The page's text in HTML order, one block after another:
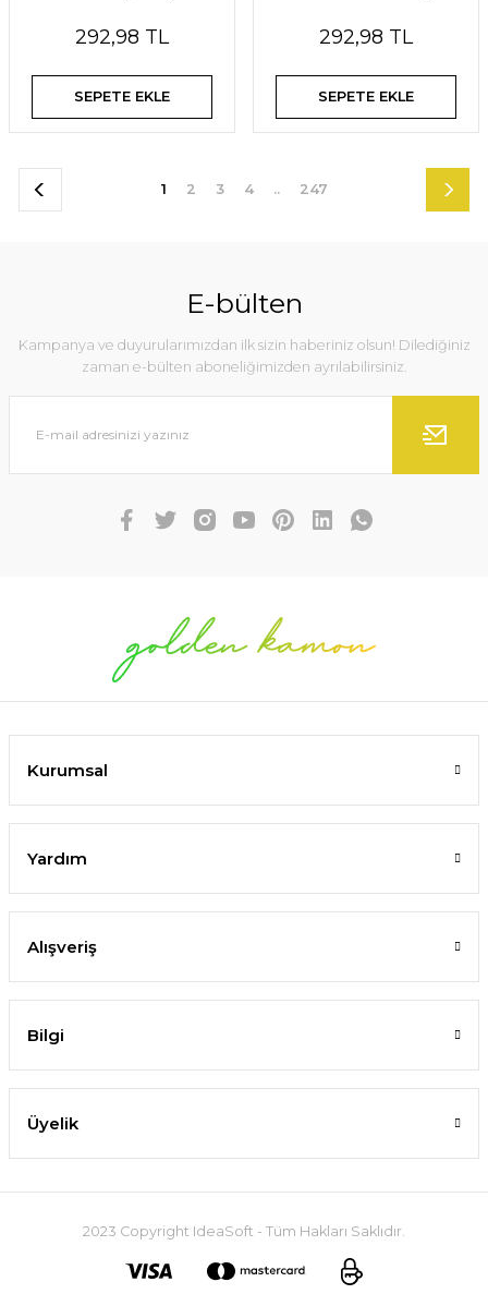
292,98 TL
SEPETE EKLE
292,98 TL
SEPETE EKLE
1 2 3 4 .. 247
E-bülten
Kampanya ve duyurularımızdan ilk sizin haberiniz olsun! Dilediğiniz
zaman e-bülten aboneliğimizden ayrılabilirsiniz.
Kurumsal
Yardım
Alışveriş
Bilgi
Üyelik
2023 Copyright IdeaSoft - Tüm Hakları Saklıdır.